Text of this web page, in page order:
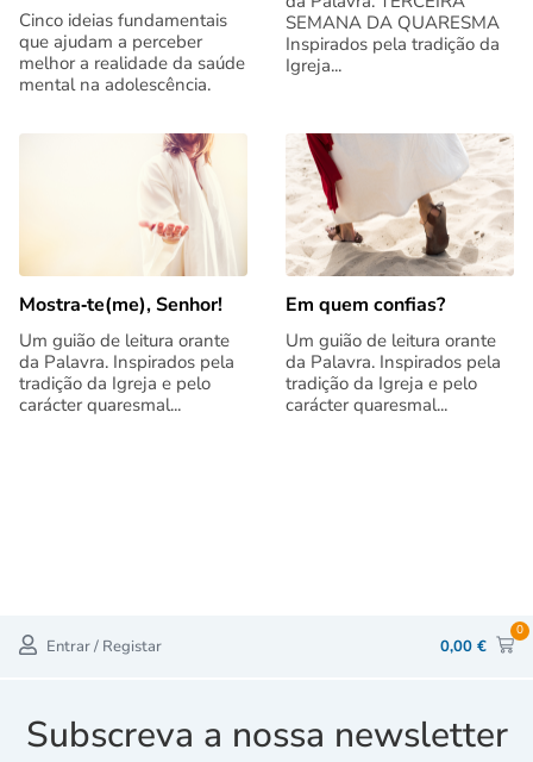
Cinco ideias fundamentais
que ajudam a perceber
melhor a realidade da saúde
mental na adolescência.
SEMANA DA QUARESMA
Inspirados pela tradição da
Igreja...
Mostra‑te(me), Senhor!
Um guião de leitura orante
da Palavra. Inspirados pela
tradição da Igreja e pelo
carácter quaresmal...
Em quem confias?
Um guião de leitura orante
da Palavra. Inspirados pela
tradição da Igreja e pelo
carácter quaresmal...
Entrar / Registar 0,00 €
0
Subscreva a nossa newsletter